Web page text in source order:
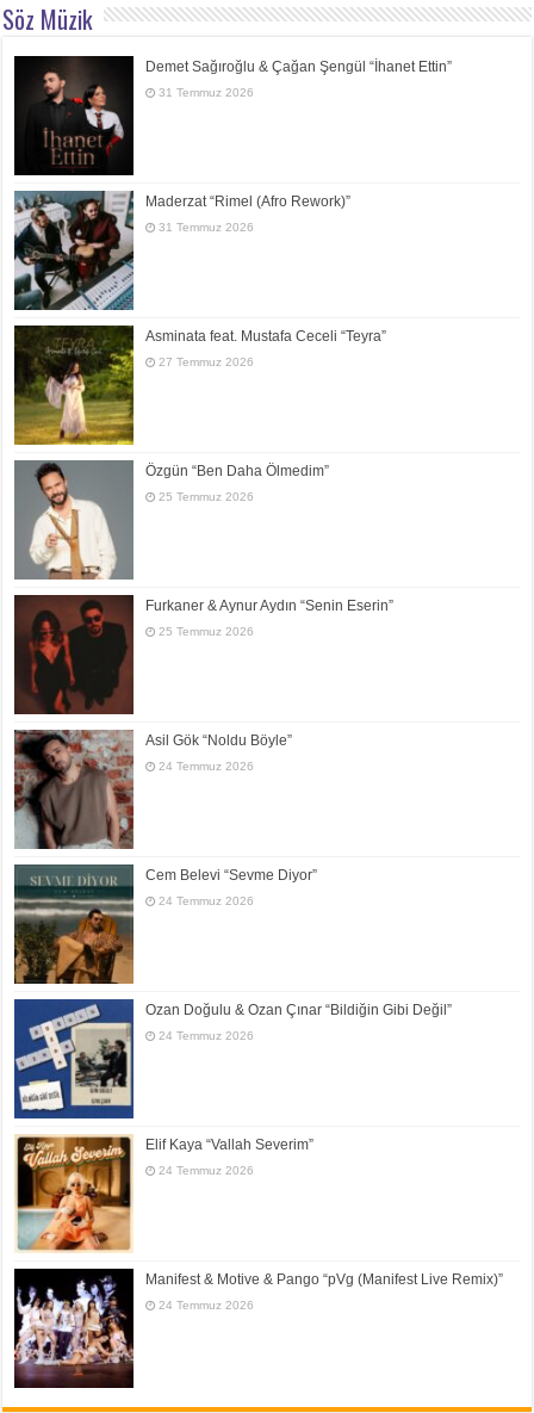
Söz Müzik
Demet Sağıroğlu & Çağan Şengül “İhanet Ettin”
31 Temmuz 2026
Maderzat “Rimel (Afro Rework)”
31 Temmuz 2026
Asminata feat. Mustafa Ceceli “Teyra”
27 Temmuz 2026
Özgün “Ben Daha Ölmedim”
25 Temmuz 2026
Furkaner & Aynur Aydın “Senin Eserin”
25 Temmuz 2026
Asil Gök “Noldu Böyle”
24 Temmuz 2026
Cem Belevi “Sevme Diyor”
24 Temmuz 2026
Ozan Doğulu & Ozan Çınar “Bildiğin Gibi Değil”
24 Temmuz 2026
Elif Kaya “Vallah Severim”
24 Temmuz 2026
Manifest & Motive & Pango “pVg (Manifest Live Remix)”
24 Temmuz 2026